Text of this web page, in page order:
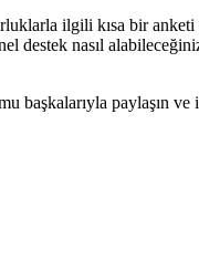
ilgili kısa bir anketi
nasıl
paylaşın